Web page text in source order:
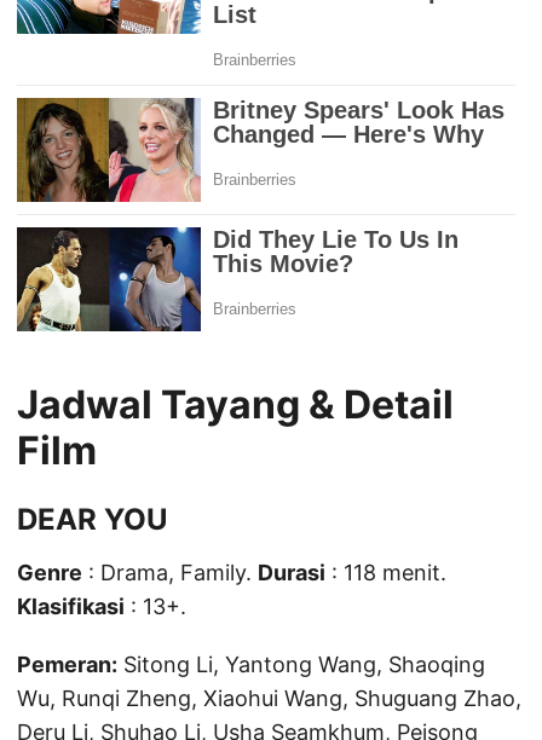
Jadwal Tayang & Detail
Film
DEAR YOU
Genre : Drama, Family. Durasi : 118 menit.
Klasifikasi : 13+.
Pemeran: Sitong Li, Yantong Wang, Shaoqing
Wu, Runqi Zheng, Xiaohui Wang, Shuguang Zhao,
Deru Li, Shuhao Li, Usha Seamkhum, Peisong